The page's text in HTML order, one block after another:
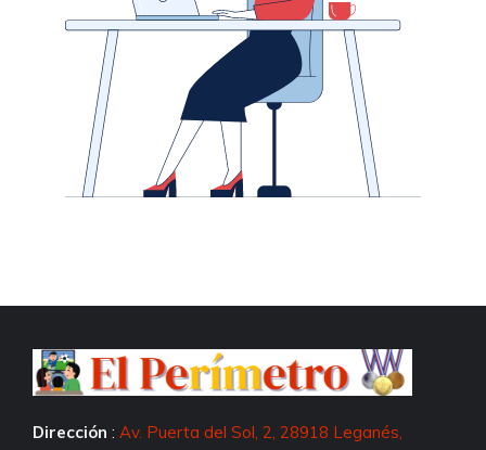
Dirección : Av. Puerta del Sol, 2, 28918 Leganés,